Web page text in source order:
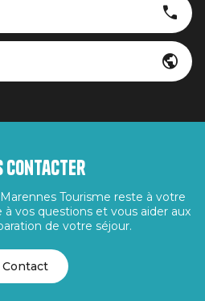
contacter
Tourisme reste à votre
vos questions et vous aider aux
de votre séjour.
Contact